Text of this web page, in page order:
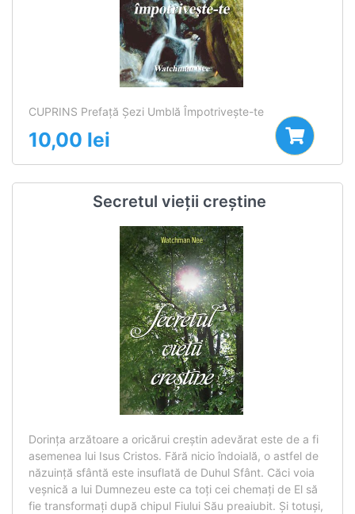
CUPRINS Prefaţă Şezi Umblă Împotriveşte-te
10,00 lei
Secretul vieții creștine
Dorinţa arzătoare a oricărui creştin adevărat este de a fi
asemenea lui Isus Cristos. Fără nicio îndoială, o astfel de
năzuinţă sfântă este insuflată de Duhul Sfânt. Căci voia
veşnică a lui Dumnezeu este ca toţi cei chemaţi de El să
fie transformaţi după chipul Fiului Său preaiubit. Şi totuşi,